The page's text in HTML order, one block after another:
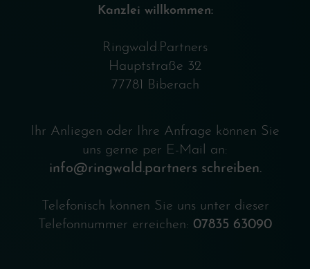
Kanzlei willkommen:
Ringwald.Partners
Hauptstraße 32
77781 Biberach
Ihr Anliegen oder Ihre Anfrage können Sie
uns gerne per E-Mail an:
info@ringwald.partners schreiben.
Telefonisch können Sie uns unter dieser
Telefonnummer erreichen: 07835 63090